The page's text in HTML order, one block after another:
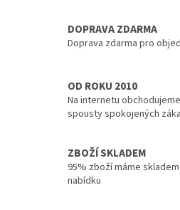
DOPRAVA ZDARMA
Doprava zdarma pro
OD ROKU 2010
Na internetu
spousty spokojených
ZBOŽÍ SKLADEM
95% zboží máme
nabídku